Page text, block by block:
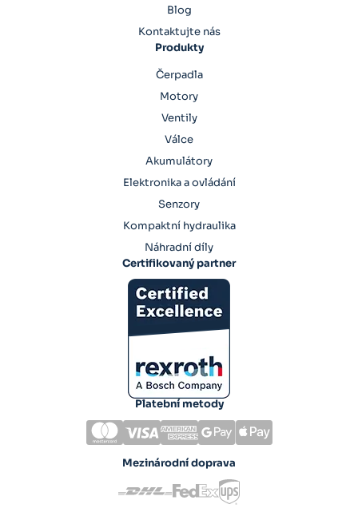
Blog
Kontaktujte nás
Produkty
Čerpadla
Motory
Ventily
Válce
Akumulátory
Elektronika a ovládání
Senzory
Kompaktní hydraulika
Náhradní díly
Certifikovaný partner
Platební metody
Mezinárodní doprava